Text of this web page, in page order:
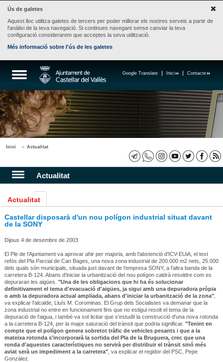
Ús de galetes
Aquest lloc utilitza galetes de tercers per poder millorar els nostres serveis a partir de
l'anàlisi de la teva navegació. Si continues navegant sense canviar la teva
configuració considerarem que acceptes la seva utilització.
Més informació sobre l'ús de les galetes
Contacte
Inici
Google Translate
Inici Actualitat
Actualitat
Actualitat
Castellar disposarà d'un nou polígon industrial situat davant
de la SONY
Dijous 4 de desembre de 2003
El Ple de l'Ajuntament va aprovar ahir per majoria, amb l'abstenció d'ICV-EUiA, el text
refós del Pla Parcial de Can Bages, una nova zona industrial de 200.000 m2 nets, 25.000
dels quals són municipals, situada just davant de l'empresa SONY, a l'altra banda de la
carretera B-124. Abans d'iniciar la urbanització del nou polígon caldrà resoldre com es
depuraran les aigües. "Una de les obligacions que hi ha és solucionar
definitivament el tema d'evacuació d'aigües, ja sigui amb una depuradora pròpia
o amb la depuradora actual ampliada, abans d'iniciar la urbanització de la zona",
va explicar l'alcalde, Lluís M. Corominas. El Grup dels Socialistes va demanar que la
zona industrial no entre en funcionament fins que no estigui resolt el tema de la
depuració de l'aigua, i també va sol·licitar que s'estudiï la construcció d'una nova rotonda
a la carretera B-124, per la major saturació del trànsit que podria significar. "Tenint en
compte que el polígon genera sobretot tràfic de vehicles pesants i que a la
mateixa rotonda s'incorporarà la sortida del Pla de la Bruguera, crec que una
ronda d'aquestes característiques no servirà per distribuir el trànsit sinó més
aviat serà un impediment a la carretera", va explicar el regidor del PSC, Pepe
González.